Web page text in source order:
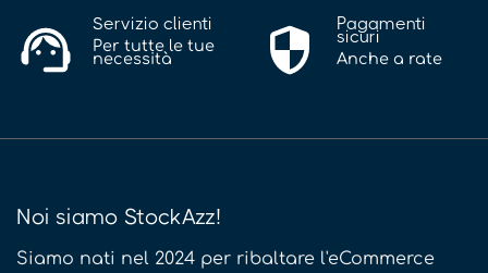
Servizio clienti
Per tutte le tue
necessità
Pagamenti
sicuri
Anche a rate
Noi siamo StockAzz!
Siamo nati nel 2024 per ribaltare l'eCommerce